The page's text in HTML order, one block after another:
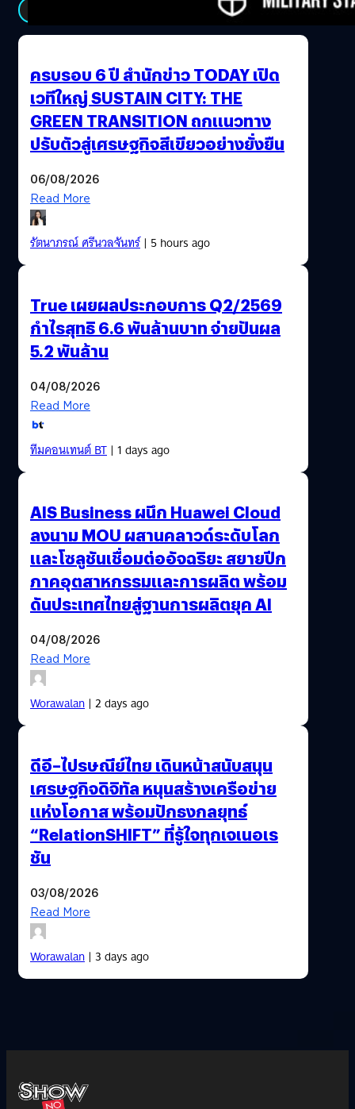
ครบรอบ 6 ปี สำนักข่าว TODAY เปิด
เวทีใหญ่ SUSTAIN CITY: THE
GREEN TRANSITION ถกแนวทาง
ปรับตัวสู่เศรษฐกิจสีเขียวอย่างยั่งยืน
06/08/2026
Read More
รัตนาภรณ์ ศรีนวลจันทร์| 5 hours ago
True เผยผลประกอบการ Q2/2569
กำไรสุทธิ 6.6 พันล้านบาท จ่ายปันผล
5.2 พันล้าน
04/08/2026
Read More
ทีมคอนเทนต์ BT| 1 days ago
AIS Business ผนึก Huawei Cloud
ลงนาม MOU ผสานคลาวด์ระดับโลก
และโซลูชันเชื่อมต่ออัจฉริยะ สยายปีก
ภาคอุตสาหกรรมและการผลิต พร้อม
ดันประเทศไทยสู่ฐานการผลิตยุค AI
04/08/2026
Read More
Worawalan| 2 days ago
ดีอี–ไปรษณีย์ไทย เดินหน้าสนับสนุน
เศรษฐกิจดิจิทัล หนุนสร้างเครือข่าย
แห่งโอกาส พร้อมปักธงกลยุทธ์
“RelationSHIFT” ที่รู้ใจทุกเจเนอเร
ชัน
03/08/2026
Read More
Worawalan| 3 days ago